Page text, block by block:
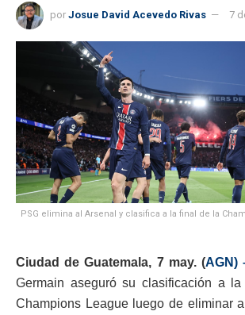
por Josue David Acevedo Rivas 7
PSG elimina al Arsenal y clasifica a la final de la
Ciudad de Guatemala, 7 may. (AGN)
Germain aseguró su clasificación a
Champions League luego de eliminar